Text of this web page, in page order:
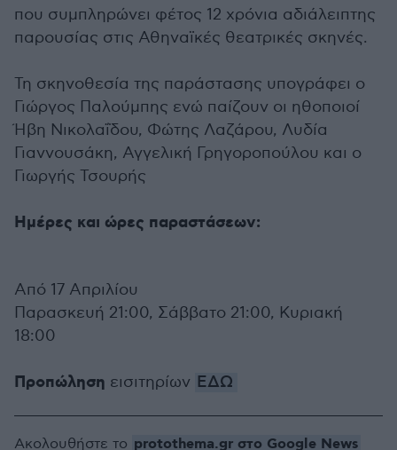
που συμπληρώνει φέτος 12 χρόνια αδιάλειπτης
παρουσίας στις Αθηναϊκές θεατρικές σκηνές.
Τη σκηνοθεσία της παράστασης υπογράφει ο
Γιώργος Παλούμπης ενώ παίζουν οι ηθοποιοί
Ήβη Νικολαΐδου, Φώτης Λαζάρου, Λυδία
Γιαννουσάκη, Αγγελική Γρηγοροπούλου και ο
Γιωργής Τσουρής
Ημέρες και ώρες παραστάσεων:
Από 17 Απριλίου
Παρασκευή 21:00, Σάββατο 21:00, Κυριακή
18:00
Προπώληση εισιτηρίων ΕΔΩ
Ακολουθήστε το protothema.gr στο Google News